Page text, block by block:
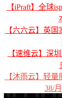
【iPraft】全球
【六六云】英
【速维云】深
【沐雨云】轻
38/